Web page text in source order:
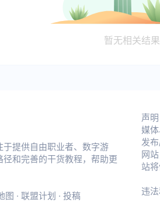
暂无相关结果
提供自由职业者、数字游
和完善的干货教程，帮助更
图 · 联盟计划 · 投稿
声
媒
发
网
站
违法